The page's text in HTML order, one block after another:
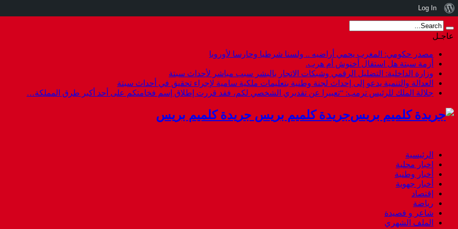
عاجـل
مصدر حكومي: المغرب يحمي أراضيه .. ولسنا شرطيا وحارسا لأوروبا
أزمة سبتة هل استقال أخنوش أم هرب.
وزارة الداخلية: التضليل الرقمي وشبكات الاتجار بالبشر سبب مباشر لأحداث سبتة
العدالة والتنمية يدعو إلى إحداث لجنة وطنية بتعليمات ملكية سامية لإجراء تحقيق في أحداث سبتة
جلالة الملك للرئيس ترمب: “تعبيرا عن تقديري الشخصي لكم، فقد قررت إطلاق إسم فخامتكم على أحد أكبر طرق المملكة…
جريدة كلميم بريس جريدة كلميم بريس
الرئيسية
اخبار محلية
أخبار وطنية
أخبار جهوية
إقتصاد
رياضة
شاعر و قصيدة
الملف الشهري
نبذة
عن
ووردبريس
Log In